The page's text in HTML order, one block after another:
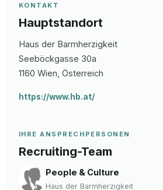
KONTAKT
Hauptstandort
Haus der Barmherzigkeit
Seeböckgasse 30a
1160 Wien , Österreich
https://www.hb.at/
IHRE ANSPRECHPERSONEN
Recruiting-Team
People & Culture
Haus der Barmherzigkeit